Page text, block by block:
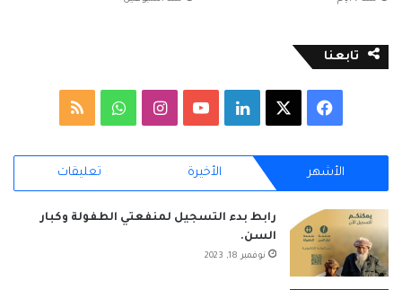
تابعنا
فيسبوك لينكدإن‫YouTubeانستقرامواتسابملخص
RSS الأشهر الأخيرة تعليقات
رابط بدء التسجيل لمنفعتي الطفولة وكبار
السن.
نوفمبر 18, 2023